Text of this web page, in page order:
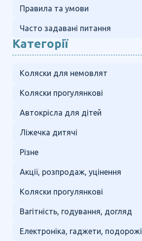
Правила та умови
Часто задавані питання
Категорії
Коляски для немовлят
Коляски прогулянкові
Автокрісла для дітей
Ліжечка дитячі
Різне
Акції, розпродаж, уцінення
Коляски прогулянкові
Вагітність, годування, догляд
Електроніка, гаджети, подорожі